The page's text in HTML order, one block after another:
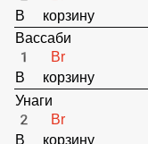
Чука
2 Br
В корзину
Вассаби
1 Br
В корзину